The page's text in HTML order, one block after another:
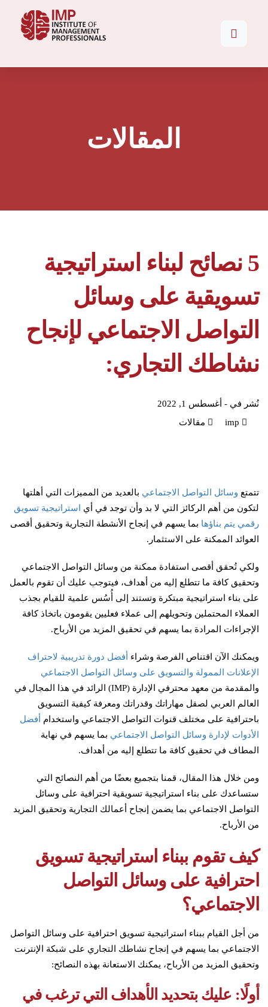
المقالات
5 نصائح لبناء استراتيجية
تسويقية على وسائل
التواصل الاجتماعي لإنجاح
نشاطك التجاري:
نُشر في - أغسطس 1, 2022
imp
مقالات
تتمتع وسائل التواصل الاجتماعي بالعديد من المميزات التي أهلتها
لتكون من أهم الركائز التي لا بد وأن توجد في أي
استراتيجية تسويق
رقمي يتم بناؤها بما يسهم في إنجاح الأنشطة التجارية وتحقيق أقصى
العوائد الممكنة على الاستثمار.
ولكي تُحقق أقصى استفادة ممكنة من وسائل التواصل الاجتماعي
وتحقيق كافة ما تتطلع إليه من أهداف، فيتوجب عليك أن تقوم بالعمل
على بناء استراتيجية مبتكرة وتستند إلى أُسُس علمية للقيام بجذب
العملاء المحتملين وتحويلهم إلى عملاء فعليين يقومون باتخاذ كافة
الإجراءات المرادة بما يسهم في تحقيق المزيد من الأرباح.
ويمكنك الآن اقتناص الفرصة وشراء
أفضل دورة تدريبية لاحتراف
الإعلانات الممولة والتسويق على وسائل التواصل الاجتماعي
والمقدمة من معهد محترفي الإدارة (IMP) الرائد في هذا المجال في
العالم العربي لصقل مهاراتك وقدراتك ومعرفة كيفية التسويق
باحترافية على مختلف قنوات التواصل الاجتماعي واستخدام
أفضل
الأدوات لإدارة وسائل التواصل الاجتماعي بما يسهم في نهاية
المطاف في تحقيق كافة ما تتطلع إليه من أهداف.
ومن خلال هذا المقال، قمنا بتجميع بعضًا من أهم النصائح التي
ستساعدك على بناء استراتيجية تسويقية احترافية على وسائل
التواصل الاجتماعي بما يضمن إنجاح أعمالك التجارية وتحقيق المزيد
من الأرباح.
كيف تقوم ببناء استراتيجية تسويق
احترافية على وسائل التواصل
الاجتماعي؟
من أجل القيام ببناء استراتيجية تسويق احترافية على وسائل التواصل
الاجتماعي بما يسهم في إنجاح نشاطك التجاري على شبكة الإنترنت
وتحقيق المزيد من الأرباح، يمكنك الاستعانة بهذه النصائح:
أولًا: عليك بتحديد الأهداف التي ترغب في